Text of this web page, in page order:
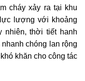
cháy xảy ra tại khu
lượng với khoảng
nhiên, thời tiết hanh
chóng lan rộng
khăn cho công tác